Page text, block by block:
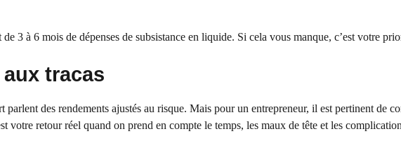
3 à 6 mois de dépenses de subsistance en liquide. Si cela vous manque, c’est votre
tracas
des rendements ajustés au risque. Mais pour un entrepreneur, il est pertinent de
votre retour réel quand on prend en compte le temps, les maux de tête et les